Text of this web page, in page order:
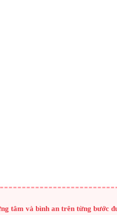
tâm và bình an trên từng bước